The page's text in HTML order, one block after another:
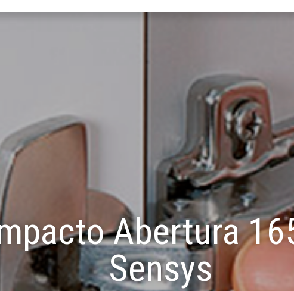
Abertura
Sensys